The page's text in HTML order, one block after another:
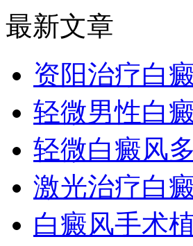
最新文章
资阳治疗白
轻微男性白
轻微白癜风
激光治疗白
白癜风手术